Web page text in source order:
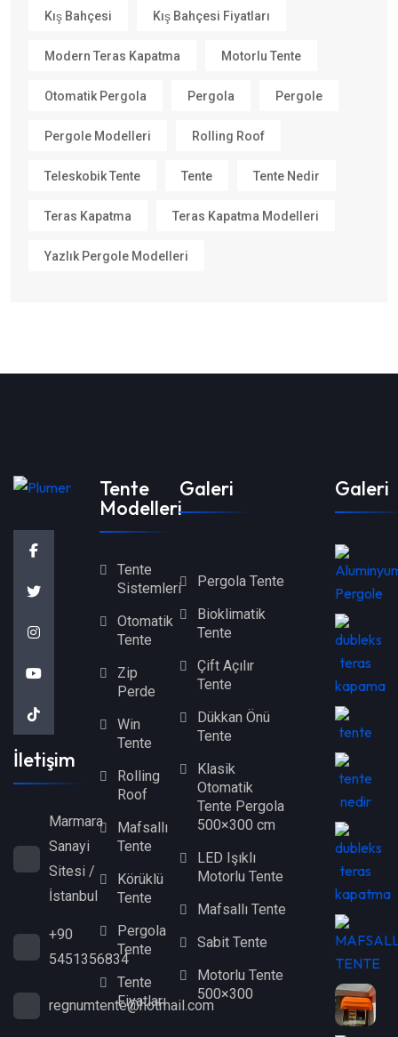
Kış Bahçesi Kış Bahçesi Fiyatları
Modern Teras Kapatma Motorlu Tente
Otomatik Pergola Pergola Pergole
Pergole Modelleri Rolling Roof
Teleskobik Tente Tente Tente Nedir
Teras Kapatma Teras Kapatma Modelleri
Yazlık Pergole Modelleri
İletişim
Marmara
Sanayi
Sitesi /
İstanbul
+90
5451356834
regnumtente@hotmail.com
Tente
Modelleri
Tente
Sistemleri
Otomatik
Tente
Zip
Perde
Win
Tente
Rolling
Roof
Mafsallı
Tente
Körüklü
Tente
Pergola
Tente
Tente
Fiyatları
Galeri
Pergola Tente
Bioklimatik
Tente
Çift Açılır
Tente
Dükkan Önü
Tente
Klasik
Otomatik
Tente Pergola
500×300 cm
LED Işıklı
Motorlu Tente
Mafsallı Tente
Sabit Tente
Motorlu Tente
500×300
Galeri